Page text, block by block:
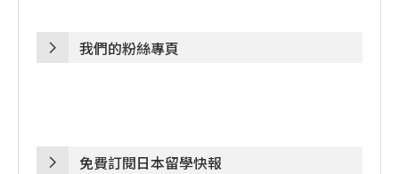
我們的粉絲專頁
免費訂閱日本留學快報